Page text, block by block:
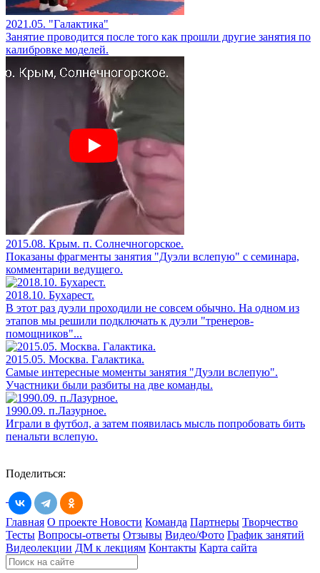
2021.05. "Галактика"
Занятие проводится после того как прошли другие занятия по
калибровке моделей.
2015.08. Крым. п. Солнечногорское.
Показаны фрагменты занятия "Дуэли вслепую" с семинара,
комментарии ведущего.
2018.10. Бухарест.
В этот раз дуэли проходили не совсем обычно. На одном из
этапов мы решили подключать к дуэли "тренеров-
помощников"...
2015.05. Москва. Галактика.
Самые интересные моменты занятия "Дуэли вслепую".
Участники были разбиты на две команды.
1990.09. п.Лазурное.
Играли в футбол, а затем появилась мысль попробовать бить
пенальти вслепую.
Поделиться:
Главная О проекте Новости Команда Партнеры Творчество
Тесты Вопросы-ответы Отзывы Видео/Фото График занятий
Видеолекции ДМ к лекциям Контакты Карта сайта